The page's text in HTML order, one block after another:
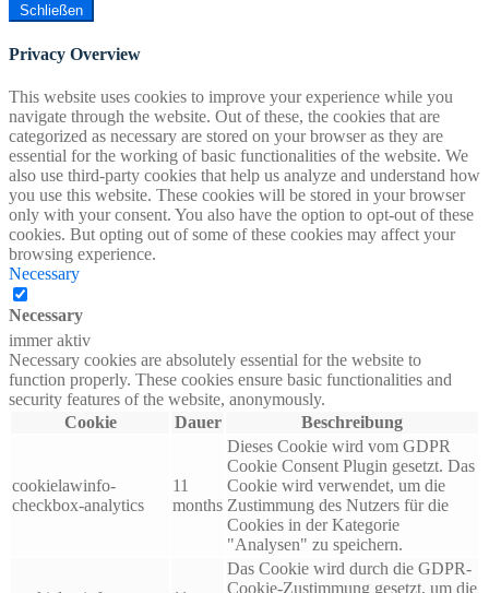
Schließen
Privacy Overview
This website uses cookies to improve your experience while you
navigate through the website. Out of these, the cookies that are
categorized as necessary are stored on your browser as they are
essential for the working of basic functionalities of the website. We
also use third-party cookies that help us analyze and understand how
you use this website. These cookies will be stored in your browser
only with your consent. You also have the option to opt-out of these
cookies. But opting out of some of these cookies may affect your
browsing experience.
Necessary
Necessary
immer aktiv
Necessary cookies are absolutely essential for the website to
function properly. These cookies ensure basic functionalities and
security features of the website, anonymously.
Cookie
Dauer Beschreibung
cookielawinfo-
checkbox-analytics
11
months
Dieses Cookie wird vom GDPR
Cookie Consent Plugin gesetzt. Das
Cookie wird verwendet, um die
Zustimmung des Nutzers für die
Cookies in der Kategorie
"Analysen" zu speichern.
Das Cookie wird durch die GDPR-
Cookie-Zustimmung gesetzt, um die